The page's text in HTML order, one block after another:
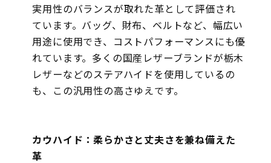
実用性のバランスが取れた革として評価され
ています。バッグ、財布、ベルトなど、幅広い
用途に使用でき、コストパフォーマンスにも優
れています。多くの国産レザーブランドが栃木
レザーなどのステアハイドを使用しているの
も、この汎用性の高さゆえです。
カウハイド：柔らかさと丈夫さを兼ね備えた
革